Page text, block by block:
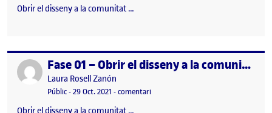
Obrir el disseny a la comunitat …
Publicat per Fase 01 – Obrir el disseny a la comunitat: definició de la comunitat
Publicat per
Laura Rosell Zanón
Visibilitat:
Públic-Data de publicació
29 Oct. 2021 -comentariel Fase 01 – Obrir el disseny a la
Obrir el disseny a la comunitat …